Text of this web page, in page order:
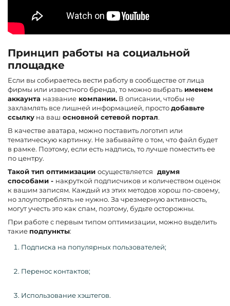
Принцип работы на социальной
площадке
Если вы собираетесь вести работу в сообществе от лица
фирмы или известного бренда, то можно выбрать именем
аккаунта название компании. В описании, чтобы не
захламлять все лишней информацией, простодобавьте
ссылку на ваш основной сетевой портал.
В качестве аватара, можно поставить логотип или
тематическую картинку. Не забывайте о том, что файл будет
в рамке. Поэтому, если есть надпись, то лучше поместить ее
по центру.
Такой тип оптимизации осуществляется двумя
способами - накруткой подписчиков и количеством оценок
к вашим записям. Каждый из этих методов хорош по-своему,
но злоупотреблять не нужно. За чрезмерную активность,
могут учесть это как спам, поэтому, будьте осторожны.
При работе с первым типом оптимизации, можно выделить
такие подпункты:
Подписка на популярных пользователей;
Перенос контактов;
Использование хэштегов.